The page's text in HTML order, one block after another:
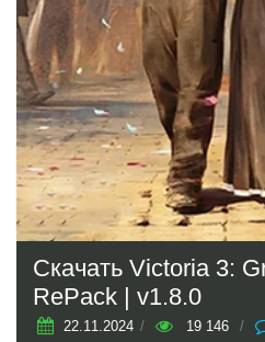
Скачать Victoria 3:
RePack | v1.8.0
22.11.2024 / 19 146 /